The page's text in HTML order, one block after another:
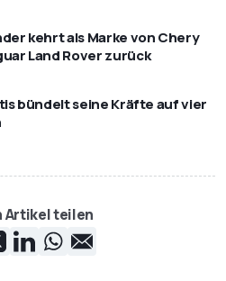
kehrt als Marke von Chery
Land Rover zurück
bündelt seine Kräfte auf vier
Artikel teilen